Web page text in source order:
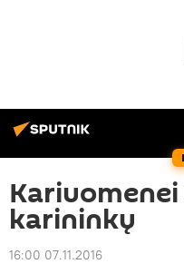
karininkų
16:00 07.11.2016